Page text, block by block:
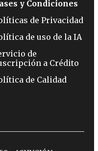
y Condiciones
de Privacidad
de uso de la IA
de
a Crédito
de Calidad